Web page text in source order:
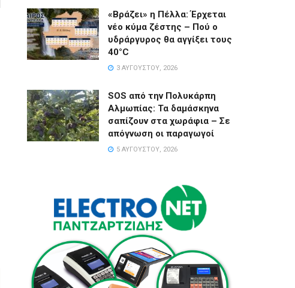
«Βράζει» η Πέλλα: Έρχεται
νέο κύμα ζέστης – Πού ο
υδράργυρος θα αγγίξει τους
40°C
3 ΑΥΓΟΎΣΤΟΥ, 2026
SOS από την Πολυκάρπη
Αλμωπίας: Τα δαμάσκηνα
σαπίζουν στα χωράφια – Σε
απόγνωση οι παραγωγοί
5 ΑΥΓΟΎΣΤΟΥ, 2026